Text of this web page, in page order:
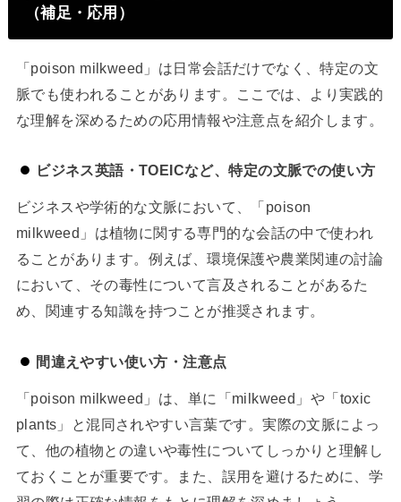
（補足・応用）
「poison milkweed」は日常会話だけでなく、特定の文
脈でも使われることがあります。ここでは、より実践的
な理解を深めるための応用情報や注意点を紹介します。
ビジネス英語・TOEICなど、特定の文脈での使い方
ビジネスや学術的な文脈において、「poison
milkweed」は植物に関する専門的な会話の中で使われ
ることがあります。例えば、環境保護や農業関連の討論
において、その毒性について言及されることがあるた
め、関連する知識を持つことが推奨されます。
間違えやすい使い方・注意点
「poison milkweed」は、単に「milkweed」や「toxic
plants」と混同されやすい言葉です。実際の文脈によっ
て、他の植物との違いや毒性についてしっかりと理解し
ておくことが重要です。また、誤用を避けるために、学